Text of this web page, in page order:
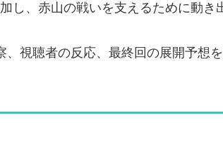
し、赤山の戦いを支えるために動き
視聴者の反応、最終回の展開予想